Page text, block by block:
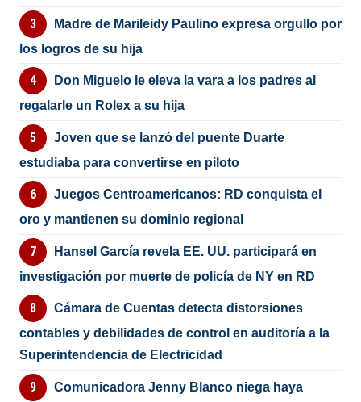
Madre de Marileidy Paulino expresa orgullo por
los logros de su hija
Don Miguelo le eleva la vara a los padres al
regalarle un Rolex a su hija
Joven que se lanzó del puente Duarte
estudiaba para convertirse en piloto
Juegos Centroamericanos: RD conquista el
oro y mantienen su dominio regional
Hansel García revela EE. UU. participará en
investigación por muerte de policía de NY en RD
Cámara de Cuentas detecta distorsiones
contables y debilidades de control en auditoría a la
Superintendencia de Electricidad
Comunicadora Jenny Blanco niega haya